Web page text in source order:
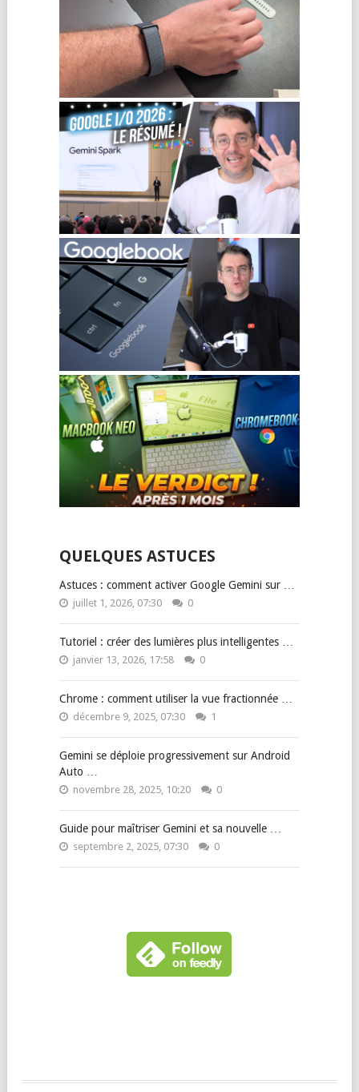
QUELQUES ASTUCES
Astuces : comment activer Google Gemini sur …
juillet 1, 2026, 07:30 0
Tutoriel : créer des lumières plus intelligentes …
janvier 13, 2026, 17:58 0
Chrome : comment utiliser la vue fractionnée …
décembre 9, 2025, 07:30 1
Gemini se déploie progressivement sur Android
Auto …
novembre 28, 2025, 10:20 0
Guide pour maîtriser Gemini et sa nouvelle …
septembre 2, 2025, 07:30 0